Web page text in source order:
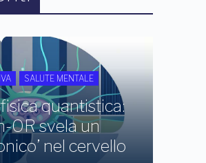
SALUTE MENTALE
quantistica:
OR svela un
nel cervello